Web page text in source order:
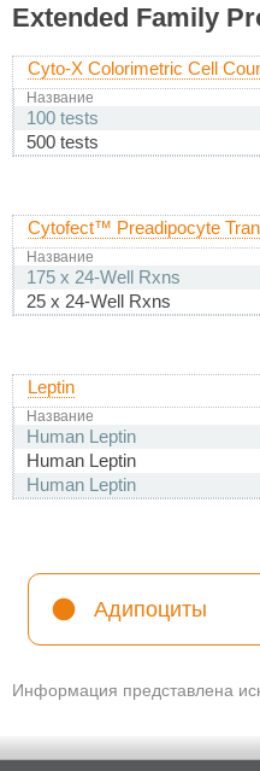
Extended Family
Cyto-X Colorimetric Cell
Название
100 tests
500 tests
Cytofect™ Preadipocyte
Название
175 x 24-Well Rxns
25 x 24-Well Rxns
Leptin
Название
Human Leptin
Human Leptin
Human Leptin
Адипоциты
Информация представлена